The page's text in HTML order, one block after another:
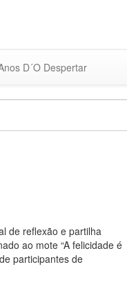
D´O Despertar
de reflexão e partilha
ao mote “A felicidade é
participantes de